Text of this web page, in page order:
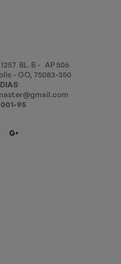
BL. B - AP 506
- GO, 75083-350
95